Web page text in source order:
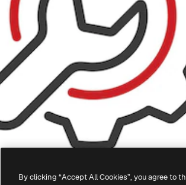
By clicking “Accept All Cookies”, you agree to